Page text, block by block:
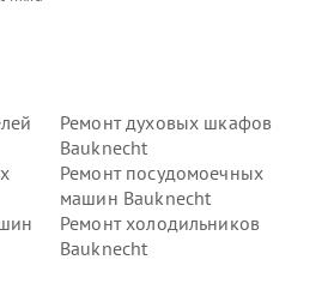
Ремонт духовых шкафов
Bauknecht
Ремонт посудомоечных
машин Bauknecht
Ремонт холодильников
Bauknecht